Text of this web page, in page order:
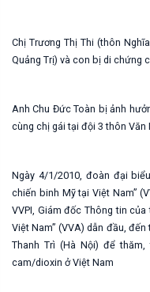
Chị Trương Thị Thi (thôn
Quảng Trị) và con bị di chứng
Anh Chu Đức Toàn bị ảnh
cùng chị gái tại đội 3 thôn Văn
Ngày 4/1/2010, đoàn đại
chiến binh Mỹ tại Việt Nam”
VVPI, Giám đốc Thông tin
Việt Nam” (VVA) dẫn đầu,
Thanh Trì (Hà Nội) để
cam/dioxin ở Việt Nam